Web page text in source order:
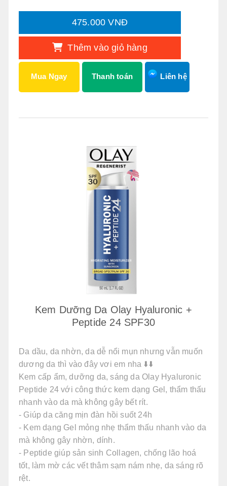
475.000 VNĐ
Thêm vào giỏ hàng
Mua Ngay Thanh toán Liên hệ
Kem Dưỡng Da Olay Hyaluronic +
Peptide 24 SPF30
Da dầu, da nhờn, da dễ nổi mụn nhưng vẫn muốn
dương da thì vào đây vơi em nha ⬇️⬇️
Kem cấp ẩm, dưỡng da, sáng da Olay Hyaluronic
Peptide 24 với công thức kem dạng Gel, thẩm thấu
nhanh vào da mà không gây bết rít.
- Giúp da căng mịn đàn hồi suốt 24h
- Kem dạng Gel mỏng nhẹ thẩm thấu nhanh vào da
mà không gây nhờn, dính.
- Peptide giúp sản sinh Collagen, chống lão hoá
tốt, làm mờ các vết thâm sạm nám nhẹ, da sáng rõ
rệt.